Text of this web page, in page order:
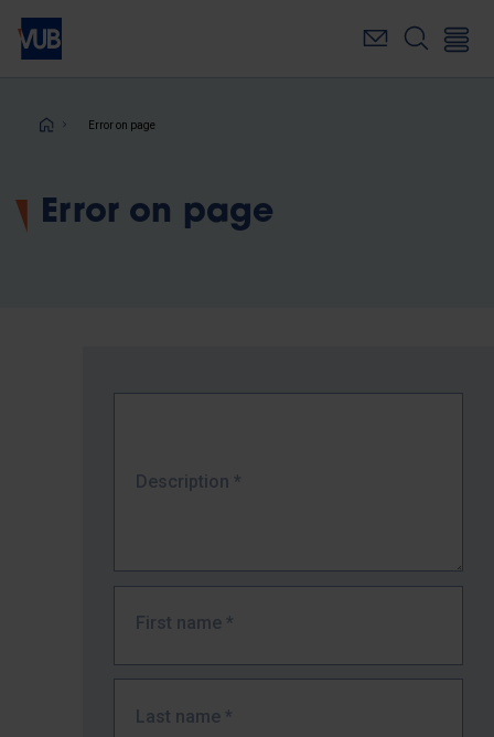
Skip
main
Breadcrumb
Error on page
Error on page
Description *
First name *
Last name *